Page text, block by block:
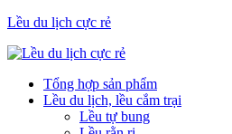
Lều du lịch cực rẻ
Tổng hợp sản phẩm
Lều du lịch, lều cắm trại
Lều tự bung